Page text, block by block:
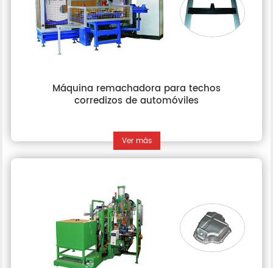
Máquina remachadora para techos
corredizos de automóviles
Ver más